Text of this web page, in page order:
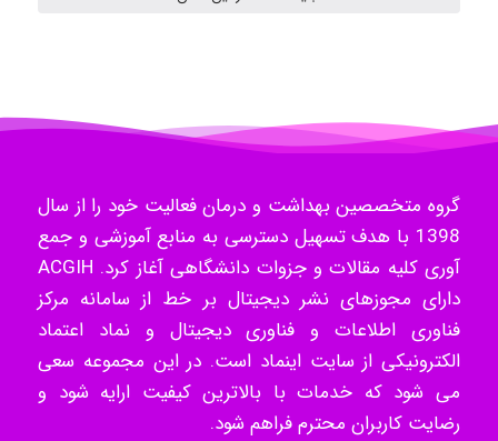
ayda habibnejad
Nazaninkarkon
گروه متخصصین بهداشت و درمان فعالیت خود را از سال
1398 با هدف تسهیل دسترسی به منابع آموزشی و جمع
آوری کلیه مقالات و جزوات دانشگاهی آغاز کرد. ACGIH
دارای مجوزهای نشر دیجیتال بر خط از سامانه مرکز
فناوری اطلاعات و فناوری دیجیتال و نماد اعتماد
الکترونیکی از سایت اینماد است. در این مجموعه سعی
می شود که خدمات با بالاترین کیفیت ارایه شود و
رضایت کاربران محترم فراهم شود.